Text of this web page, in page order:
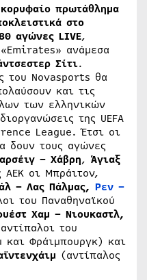
πρωτάθλημα
στο
αγώνες LIVE,
ανάμεσα
Σίτι.
του Novasports θα
και τις
των ελληνικών
της UEFA
League. Έτσι οι
δουν τους αγώνες
– Χάβρη, Άγιαξ
ΑΕΚ οι Μπράιτον,
– Λας Πάλμας, Ρεν –
του Παναθηναϊκού
Χαμ – Νιουκαστλ,
του
και Φράιμπουργκ) και
(αντίπαλος